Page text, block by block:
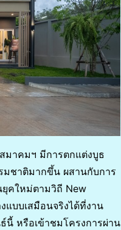
มาคมฯ มีการตกแต่งบูธ
มชาติมากขึ้น ผสานกับการ
คใหม่ตามวิถี New
แบบเสมือนจริงได้ที่งาน
หรือเข้าชมโครงการผ่าน